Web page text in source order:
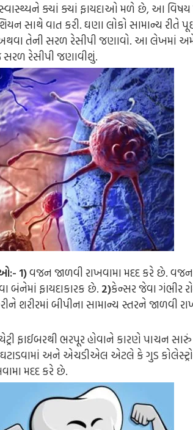
ક્યાં ક્યાં ફાયદાઓ મળે છે, આ વિષય
સાથે વાત કરી. ઘણા લોકો સામાન્ય
અથવા તેની સરળ રેસીપી જણાવો. આ
સરળ રેસીપી જણાવીશું.
1)વજન જાળવી રાખવામા મદદ કરે છે. વજન
બંનેમાં ફાયદાકારક છે. 2)કેન્સર જેવા ગંભીર
શરીરમાં બીપીના સામાન્ય સ્તરને જાળવી
ફાઈબરથી ભરપૂર હોવાને કારણે પાચન
અને એચડીએલ એટલે કે ગુડ
મદદ કરે છે.